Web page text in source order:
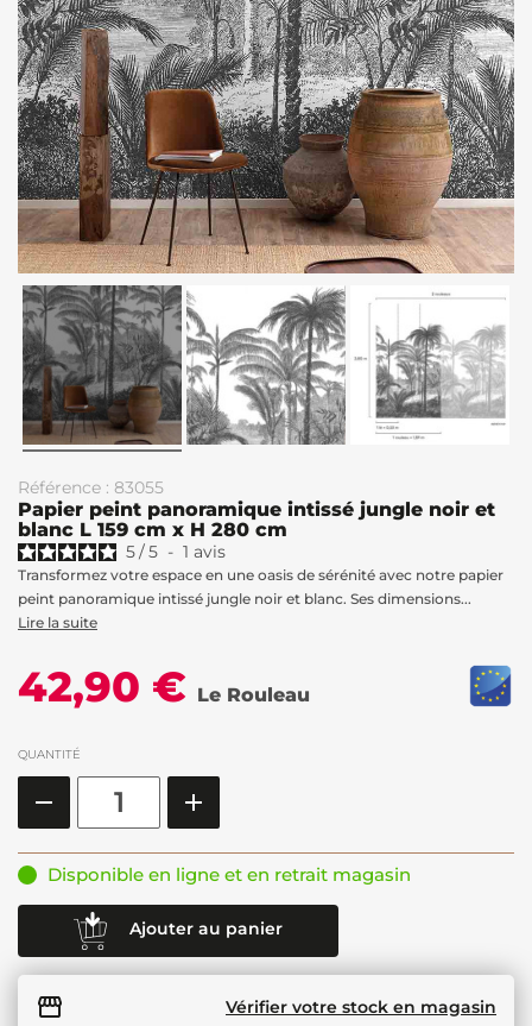
Référence : 83055
Papier peint panoramique intissé jungle noir et
blanc L 159 cm x H 280 cm
5/5 - 1 avis
Transformez votre espace en une oasis de sérénité avec notre papier
peint panoramique intissé jungle noir et blanc. Ses dimensions...
Lire la suite
42,90 € Le Rouleau
QUANTITÉ
Disponible en ligne et en retrait magasin
Ajouter au panier
Vérifier votre stock en magasin